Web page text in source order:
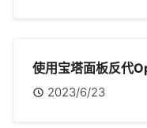
使用宝塔面板反代
2023/6/23